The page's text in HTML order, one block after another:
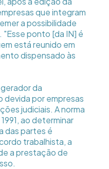
que integram
a possibilidade
ponto [da IN] é
está reunido em
dispensado às
da
por empresas
judiciais. A norma
ao determinar
das partes é
trabalhista, a
a prestação de